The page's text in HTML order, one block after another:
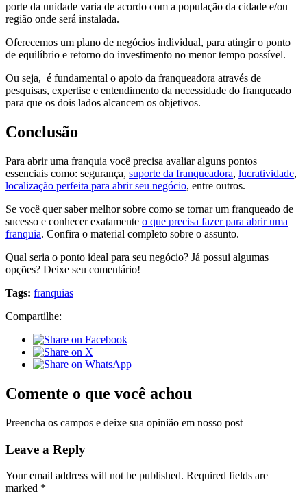
porte da unidade varia de acordo com a população da cidade e/ou
região onde será instalada.
Oferecemos um plano de negócios individual, para atingir o ponto
de equilíbrio e retorno do investimento no menor tempo possível.
Ou seja, é fundamental o apoio da franqueadora através de
pesquisas, expertise e entendimento da necessidade do franqueado
para que os dois lados alcancem os objetivos.
Conclusão
Para abrir uma franquia você precisa avaliar alguns pontos
essenciais como: segurança, suporte da franqueadora, lucratividade,
localização perfeita para abrir seu negócio, entre outros.
Se você quer saber melhor sobre como se tornar um franqueado de
sucesso e conhecer exatamente o que precisa fazer para abrir uma
franquia. Confira o material completo sobre o assunto.
Qual seria o ponto ideal para seu negócio? Já possui algumas
opções? Deixe seu comentário!
Tags: franquias
Compartilhe:
Comente o que você achou
Preencha os campos e deixe sua opinião em nosso post
Leave a Reply
Your email address will not be published. Required fields are
marked *